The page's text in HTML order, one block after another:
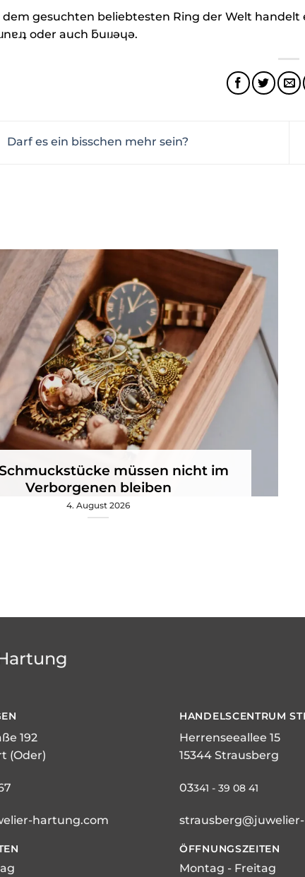
dem gesuchten beliebtesten Ring der Welt handelt
oder auch ƃuıɹǝɥǝ.
Darf es ein bisschen mehr sein?
müssen nicht im
Verborgenen bleiben
4. August 2026
192
(Oder)
hartung.com
HANDELSCENTRUM
Herrenseeallee 15
15344 Strausberg
03341 - 39 08 41
ÖFFNUNGSZEITEN
Montag - Freitag